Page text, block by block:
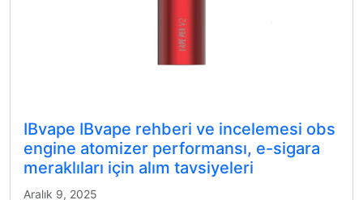
IBvape IBvape rehberi ve incelemesi obs
engine atomizer performansı, e-sigara
meraklıları için alım tavsiyeleri
Aralık 9, 2025